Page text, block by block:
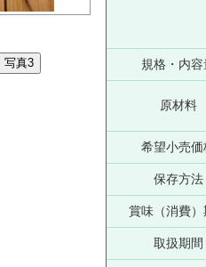
規格・内容
原材料
希望小売価
保存方法
賞味（消費）
取扱期間